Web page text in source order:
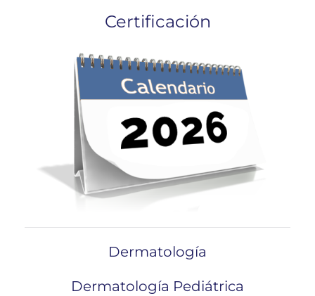
Certificación
Dermatología
Dermatología Pediátrica